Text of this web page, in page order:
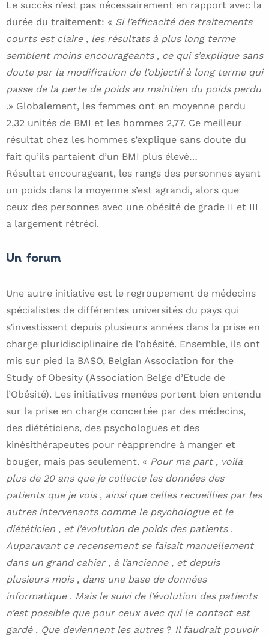
Le succès n’est pas nécessairement en rapport avec la
durée du traitement: « Si l’efficacité des traitements
courts est claire , les résultats à plus long terme
semblent moins encourageants , ce qui s’explique sans
doute par la modification de l’objectif à long terme qui
passe de la perte de poids au maintien du poids perdu
.» Globalement, les femmes ont en moyenne perdu
2,32 unités de BMI et les hommes 2,77. Ce meilleur
résultat chez les hommes s’explique sans doute du
fait qu’ils partaient d’un BMI plus élevé…
Résultat encourageant, les rangs des personnes ayant
un poids dans la moyenne s’est agrandi, alors que
ceux des personnes avec une obésité de grade II et III
a largement rétréci.
Un forum
Une autre initiative est le regroupement de médecins
spécialistes de différentes universités du pays qui
s’investissent depuis plusieurs années dans la prise en
charge pluridisciplinaire de l’obésité. Ensemble, ils ont
mis sur pied la BASO, Belgian Association for the
Study of Obesity (Association Belge d’Etude de
l’Obésité). Les initiatives menées portent bien entendu
sur la prise en charge concertée par des médecins,
des diététiciens, des psychologues et des
kinésithérapeutes pour réapprendre à manger et
bouger, mais pas seulement. « Pour ma part , voilà
plus de 20 ans que je collecte les données des
patients que je vois , ainsi que celles recueillies par les
autres intervenants comme le psychologue et le
diététicien , et l’évolution de poids des patients .
Auparavant ce recensement se faisait manuellement
dans un grand cahier , à l’ancienne , et depuis
plusieurs mois , dans une base de données
informatique . Mais le suivi de l’évolution des patients
n’est possible que pour ceux avec qui le contact est
gardé . Que deviennent les autres ? Il faudrait pouvoir